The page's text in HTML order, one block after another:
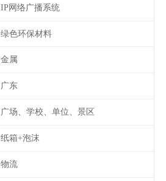
IP网络广播系统
绿色环保材料
金属
广东
广场、学校、单位、景区
纸箱+泡沫
物流